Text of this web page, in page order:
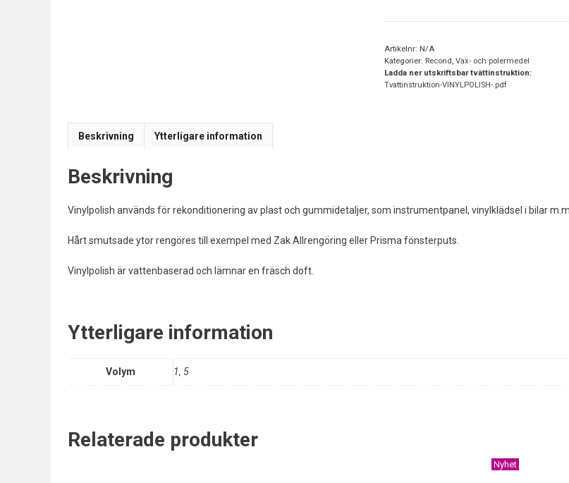
Artikelnr: N/A
Kategorier: Recond ,Vax- och polermedel
Ladda ner utskriftsbar tvättinstruktion:
Tvattinstruktion-VINYLPOLISH-.pdf
Beskrivning Ytterligare information
Beskrivning
Vinylpolish används för rekonditionering av plast och gummidetaljer, som instrumentpanel, vinylklädsel i bilar m.m.
Hårt smutsade ytor rengöres till exempel med Zak Allrengöring eller Prisma fönsterputs.
Vinylpolish är vattenbaserad och lämnar en fräsch doft.
Ytterligare information
Volym 1, 5
Relaterade produkter
Nyhet